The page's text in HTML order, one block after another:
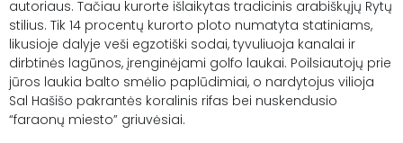
autoriaus. Tačiau kurorte išlaikytas tradicinis arabiškųjų Rytų
stilius. Tik 14 procentų kurorto ploto numatyta statiniams,
likusioje dalyje veši egzotiški sodai, tyvuliuoja kanalai ir
dirbtinės lagūnos, įrenginėjami golfo laukai. Poilsiautojų prie
jūros laukia balto smėlio paplūdimiai, o nardytojus vilioja
Sal Hašišo pakrantės koralinis rifas bei nuskendusio
“faraonų miesto” griuvėsiai.